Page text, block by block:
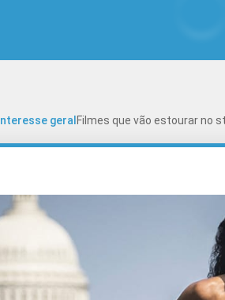
Interesse geral Filmes que vão estourar no